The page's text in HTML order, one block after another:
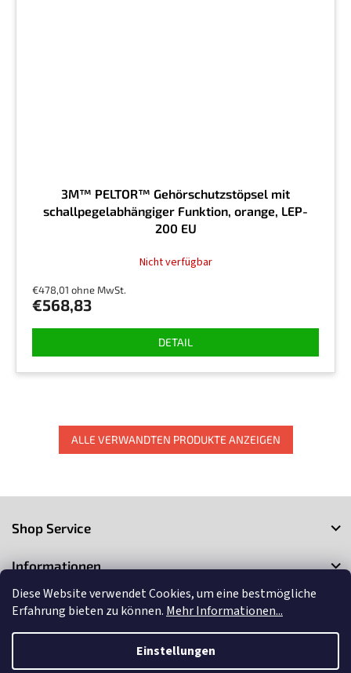
Diese Website verwendet Cookies, um eine bestmögliche
Erfahrung bieten zu können. Mehr Informationen...
Einstellungen
3M™ PELTOR™ Gehörschutzstöpsel mit
schallpegelabhängiger Funktion, orange, LEP-
200 EU
Nicht verfügbar
€478,01 ohne MwSt.
€568,83
DETAIL
ALLE VERWANDTEN PRODUKTE ANZEIGEN
e
Shop Service
Informationen
Kontakt
Copyright 20263Market. Alle Rechte vorbehalten.Cookie-